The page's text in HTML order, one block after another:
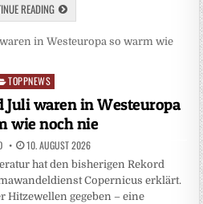
READING
TOPPNEWS
Juli waren in Westeuropa
wie noch nie
10. AUGUST 2026
hat den bisherigen Rekord
Copernicus erklärt.
Hitzewellen gegeben – eine